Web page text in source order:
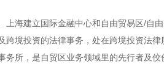
上海建立国际金融中心和自由贸易区/自
跨境投资的法律事务，处在跨境投资法
务所，是自贸区业务领域里的先行者及佼